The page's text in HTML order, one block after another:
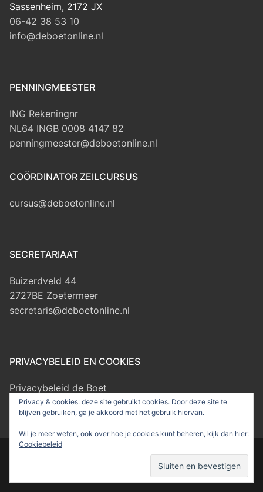
Sassenheim, 2172 JX
06-42 38 53 10
info@deboetonline.nl
PENNINGMEESTER
ING Rekeningnr
NL64 INGB 0008 4147 82
penningmeester@deboetonline.nl
COÖRDINATOR ZEILCURSUS
cursus@deboetonline.nl
SECRETARIAAT
Buizerdveld 44
2727BE Zoetermeer
secretaris@deboetonline.nl
PRIVACYBELEID EN COOKIES
Privacybeleid de Boet
Auteursrecht © 2026 MZV de Boet – Ondersteund door
Privacy & cookies: deze site gebruikt cookies. Door deze site te
blijven gebruiken, ga je akkoord met het gebruik hiervan.
Wil je meer weten, ook over hoe je cookies kunt beheren, kijk dan hier:
Cookiebeleid